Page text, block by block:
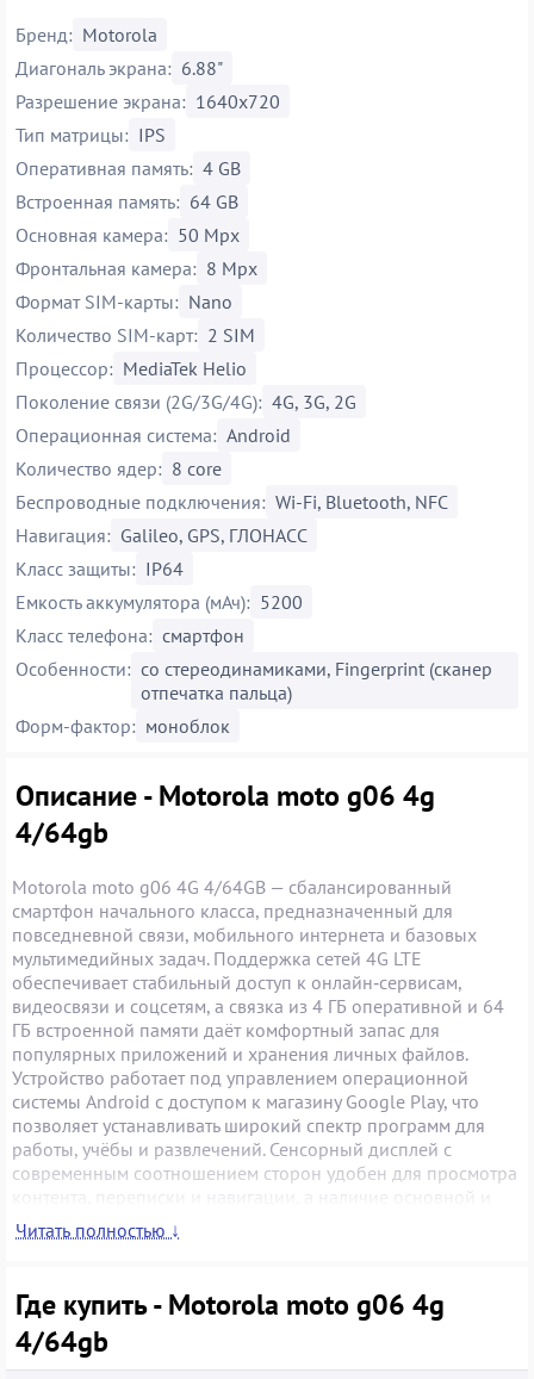
Бренд: Motorola
Диагональ экрана: 6.88"
Разрешение экрана: 1640x720
Тип матрицы: IPS
Оперативная память: 4 GB
Встроенная память: 64 GB
Основная камера: 50 Mpx
Фронтальная камера: 8 Mpx
Формат SIM-карты: Nano
Количество SIM-карт: 2 SIM
Процессор: MediaTek Helio
Поколение связи (2G/3G/4G): 4G, 3G, 2G
Операционная система: Android
Количество ядер: 8 core
Беспроводные подключения: Wi-Fi, Bluetooth, NFC
Навигация: Galileo, GPS, ГЛОНАСС
Класс защиты: IP64
Емкость аккумулятора (мАч): 5200
Класс телефона: смартфон
Особенности: со стереодинамиками, Fingerprint (сканер
отпечатка пальца)
Форм-фактор: моноблок
Описание - Motorola moto g06 4g
4/64gb
Motorola moto g06 4G 4/64GB — сбалансированный
смартфон начального класса, предназначенный для
повседневной связи, мобильного интернета и базовых
мультимедийных задач. Поддержка сетей 4G LTE
обеспечивает стабильный доступ к онлайн‑сервисам,
видеосвязи и соцсетям, а связка из 4 ГБ оперативной и 64
ГБ встроенной памяти даёт комфортный запас для
популярных приложений и хранения личных файлов.
Устройство работает под управлением операционной
системы Android с доступом к магазину Google Play, что
позволяет устанавливать широкий спектр программ для
работы, учёбы и развлечений. Сенсорный дисплей с
современным соотношением сторон удобен для просмотра
контента, переписки и навигации, а наличие основной и
фронтальной камер подходит для съёмки повседневных
фото и общения в мессенджерах с видео. Смартфон
Bluetooth, необходимые для выхода в интернет и
подключения аксессуаров, таких как беспроводные
наушники или гарнитуры. Аккумуляторная батарея
рассчитана на типичный сценарий дневного
Читать полностью ↓
Где купить - Motorola moto g06 4g
4/64gb